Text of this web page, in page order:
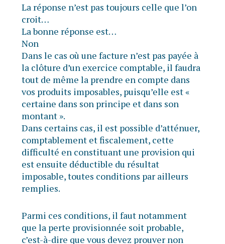
La réponse n’est pas toujours celle que l’on
croit…
La bonne réponse est…
Non
Dans le cas où une facture n’est pas payée à
la clôture d’un exercice comptable, il faudra
tout de même la prendre en compte dans
vos produits imposables, puisqu’elle est «
certaine dans son principe et dans son
montant ».
Dans certains cas, il est possible d’atténuer,
comptablement et fiscalement, cette
difficulté en constituant une provision qui
est ensuite déductible du résultat
imposable, toutes conditions par ailleurs
remplies.
Parmi ces conditions, il faut notamment
que la perte provisionnée soit probable,
c’est-à-dire que vous devez prouver non